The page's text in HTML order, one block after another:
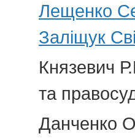
Лещенко
Заліщук
Князевич
та
Данченко